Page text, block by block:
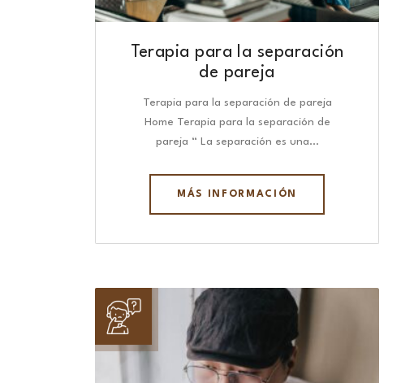
Terapia para la separación
de pareja
Terapia para la separación de pareja
Home Terapia para la separación de
pareja “ La separación es una…
MÁS INFORMACIÓN